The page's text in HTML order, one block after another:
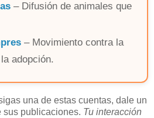
– Difusión de animales que
– Movimiento contra la
adopción.
una de estas cuentas, dale un
sus publicaciones. Tu interacción